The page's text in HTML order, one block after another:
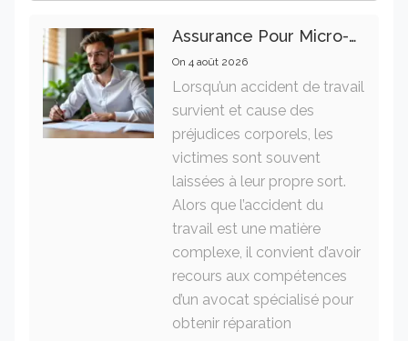
Assurance Pour Micro-Entrepreneur : Les Garanties Essentielles À Connaître
On 4 août 2026
Lorsqu’un accident de travail
survient et cause des
préjudices corporels, les
victimes sont souvent
laissées à leur propre sort.
Alors que l’accident du
travail est une matière
complexe, il convient d’avoir
recours aux compétences
d’un avocat spécialisé pour
obtenir réparation